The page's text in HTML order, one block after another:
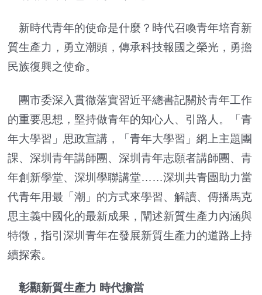
新時代青年的使命是什麼？時代召喚青年培育新
質生產力，勇立潮頭，傳承科技報國之榮光，勇擔
民族復興之使命。
團市委深入貫徹落實習近平總書記關於青年工作
的重要思想，堅持做青年的知心人、引路人。「青
年大學習」思政宣講，「青年大學習」網上主題團
課、深圳青年講師團、深圳青年志願者講師團、青
年創新學堂、深圳學聯講堂……深圳共青團助力當
代青年用最「潮」的方式來學習、解讀、傳播馬克
思主義中國化的最新成果，闡述新質生產力內涵與
特徵，指引深圳青年在發展新質生產力的道路上持
續探索。
彰顯新質生產力 時代擔當